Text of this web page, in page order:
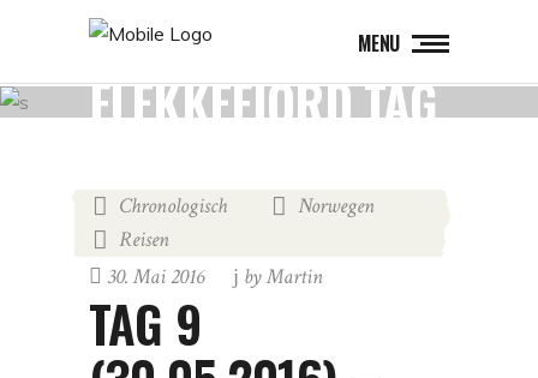
MENU
FLEKKEFJORD TAG
Chronologisch Norwegen
Reisen
30. Mai 2016
byMartin
TAG 9